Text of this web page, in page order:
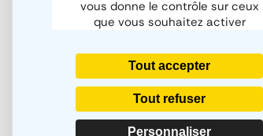
vous donne le contrôle sur ceux
que vous souhaitez activer
Tout accepter
Tout refuser
Personnaliser